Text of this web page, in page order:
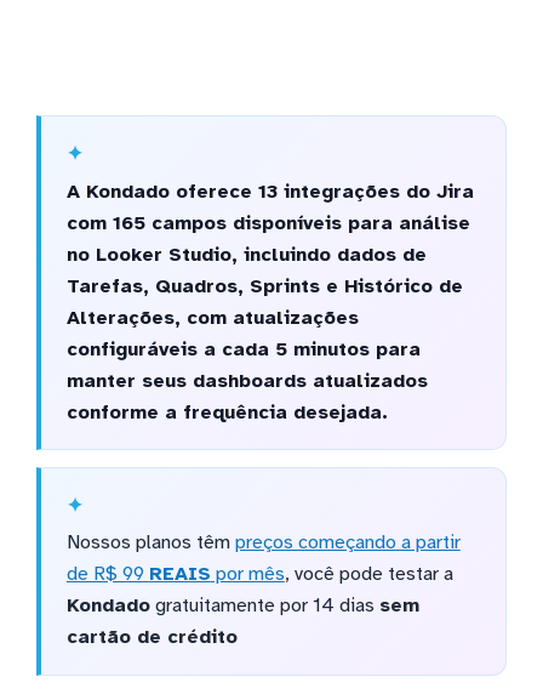
A Kondado oferece 13 integrações do Jira
com 165 campos disponíveis para análise
no Looker Studio, incluindo dados de
Tarefas, Quadros, Sprints e Histórico de
Alterações, com atualizações
configuráveis a cada 5 minutos para
manter seus dashboards atualizados
conforme a frequência desejada.
Nossos planos têm preços começando a partir
de R$ 99 REAIS por mês, você pode testar a
Kondadogratuitamente por 14 dias sem
cartão de crédito